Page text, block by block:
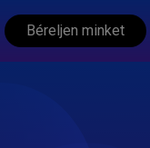
Béreljen minket